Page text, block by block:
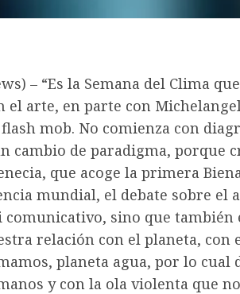
– “Es la Semana del Clima
el arte, en parte con
mob. No comienza con
cambio de paradigma, porque
que acoge la primera
mundial, el debate sobre el
sino que también
relación con el planeta, con
planeta agua, por lo cual
y con la ola violenta que